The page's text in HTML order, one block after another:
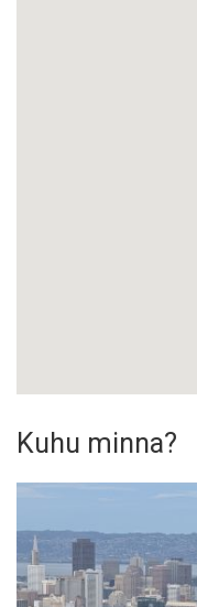
Kuhu minna?